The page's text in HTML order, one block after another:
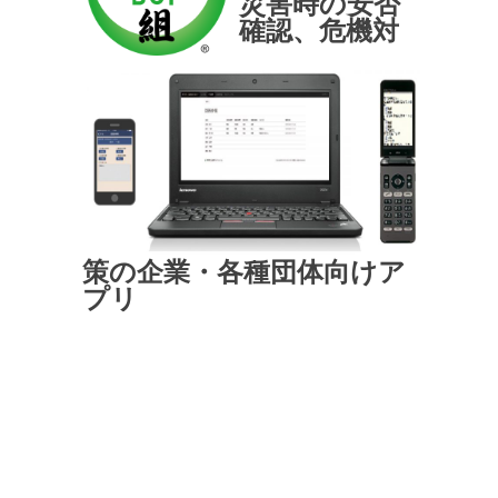
確認、危機対
策の企業・各種団体向けア
プリ